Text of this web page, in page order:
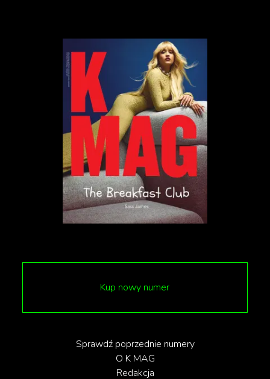
także do formowania zielonych wzgórz obsianych
Zieleń w parku stała się jeszcze bogatsza.
Posadzono nowe drzewa, w tym lipy srebrzyste i
szerokolistne, topole szare, jarzęby pospolite i klony
jawory. Dodatkowo, zasadzono tysiące krzewów,
bylin, pnączy i roślin cebulowych oraz założono łąki
kwietne i trawniki. Nową roślinność podziwiać
można m.in. w ogrodach biocenotycznym i
sensorycznym, gdzie powstały też górki i altany.
rekreacji, takie jak pniaki do wspinaczki. Utworzono
ozdobne płyty z labradorytu oraz nowe nieckę z
zamgławiaczami i stylowymi siedziskami.
Kup nowy numer
Sprawdź poprzednie numery
O K MAG
Redakcja